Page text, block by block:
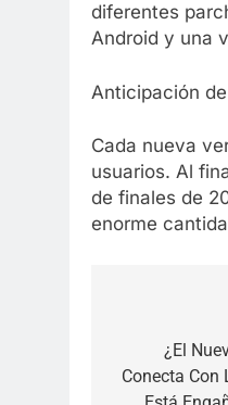
diferentes
Android y una
Anticipación
Cada nueva
usuarios. Al
de finales de
enorme
entradas
¿El
Conecta Con